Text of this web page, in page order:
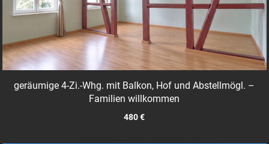
geräumige 4-Zi.-Whg. mit Balkon, Hof und Abstellmögl. –
Familien willkommen
480 €